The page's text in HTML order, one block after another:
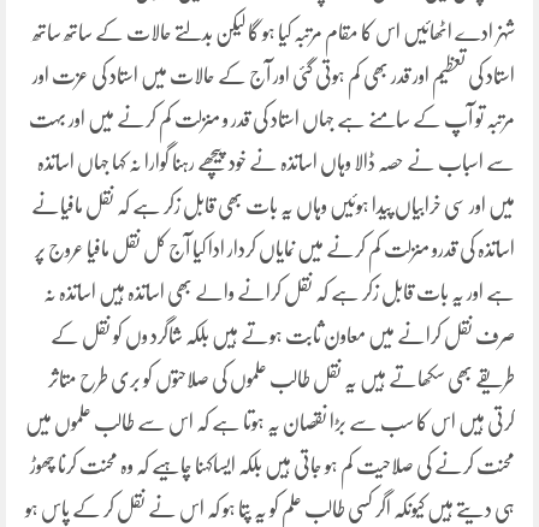
شہزادے اٹھائیں اس کا مقام مرتبہ کیا ہو گا لیکن بدلتے حالات کے ساتھ ساتھ
استاد کی تعظیم اور قدر بھی کم ہوتی گئی اور آج کے حالات میں استاد کی عزت اور
مرتبہ تو آپ کے سامنے ہے جہاں استاد کی قدر و منزلت کم کرنے میں اور بہت
سے اسباب نے حصہ ڈالا وہاں اساتذہ نے خود پیچھے رہنا گوارا نہ کہا جہاں اساتذہ
میں اور سی خرابیاں پیدا ہوئیں وہاں یہ بات بھی قابل زکر ہے کہ نقل مافیانے
اساتذہ کی قدرو منزلت کم کرنے میں نمایاں کردار ادا کیا آج کل نقل مافیا عروج پر
ہے اور یہ بات قابل زکر ہے کہ نقل کرانے والے بھی اساتذہ ہیں اساتذہ نہ
صرف نقل کرانے میں معاون ثابت ہوتے ہیں بلکہ شاگرد وں کو نقل کے
طریقے بھی سکھاتے ہیں یہ نقل طالب علموں کی صلاحتوں کو بری طرح متاثر
کرتی ہیں اس کا سب سے بڑا نقصان یہ ہوتا ہے کہ اس سے طالب علموں میں
محنت کرنے کی صلاحیت کم ہو جاتی ہیں بلکہ ایساکہنا چاہیے کہ وہ محنت کرنا چھوڑ
ہی دیتے ہیں کیونکہ اگر کسی طالب علم کو یہ پتا ہو کہ اس نے نقل کر کے پاس ہو